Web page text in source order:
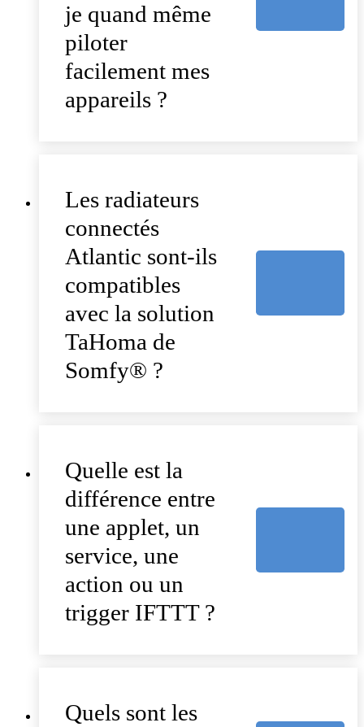
je quand même
piloter
facilement mes
appareils ?
Les radiateurs
connectés
Atlantic sont-ils
compatibles
avec la solution
TaHoma de
Somfy® ?
Quelle est la
différence entre
une applet, un
service, une
action ou un
trigger IFTTT ?
Quels sont les